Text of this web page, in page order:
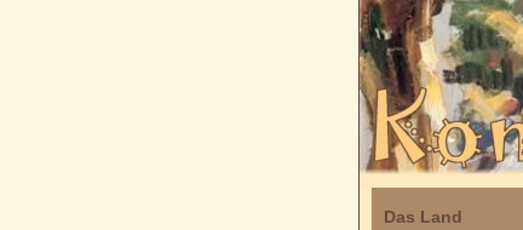
Das Land